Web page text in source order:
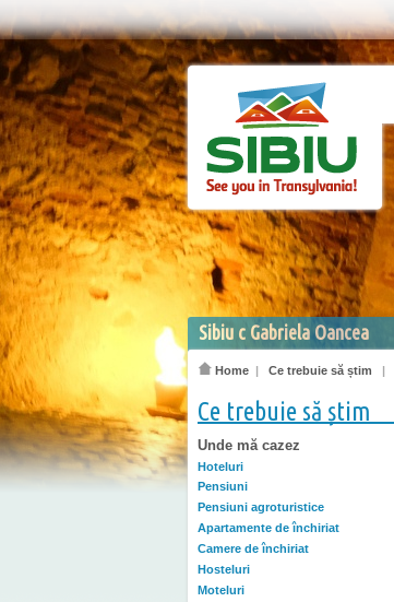
Sibiu c Gabriela Oancea
Home | Ce trebuie să știm |
Ce trebuie să știm
Unde mă cazez
Hoteluri
Pensiuni
Pensiuni agroturistice
Apartamente de închiriat
Camere de închiriat
Hosteluri
Moteluri